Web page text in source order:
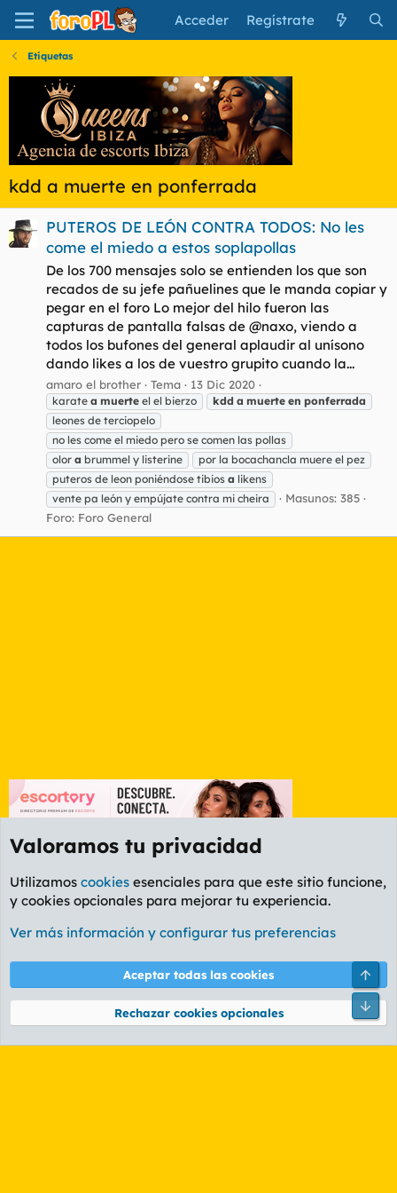
Acceder Regístrate
Etiquetas
kdd a muerte en ponferrada
PUTEROS DE LEÓN CONTRA TODOS: No les
come el miedo a estos soplapollas
De los 700 mensajes solo se entienden los que son
recados de su jefe pañuelines que le manda copiar y
pegar en el foro Lo mejor del hilo fueron las
capturas de pantalla falsas de @naxo, viendo a
todos los bufones del general aplaudir al unísono
dando likes a los de vuestro grupito cuando la...
amaro el brother Tema 13 Dic 2020
karate a muerte el el bierzo kdd a muerte en ponferrada
leones de terciopelo
no les come el miedo pero se comen las pollas
olor a brummel y listerine
por la bocachancla muere el pez
puteros de leon poniéndose tibios a likens
vente pa león y empújate contra mi cheira
Masunos: 385
Foro: Foro General
Etiquetas
Cookies
PL OLDSTYLE AMARILLO
Términos y reglas Política de privacidad Ayuda
Community platform by XenForo® © 2010-2026 XenForo Ltd.
Valoramos tu privacidad
Utilizamos cookies esenciales para que este sitio funcione,
y cookies opcionales para mejorar tu experiencia.
Ver más información y configurar tus preferencias
Aceptar todas las cookies
Rechazar cookies opcionales
Pie